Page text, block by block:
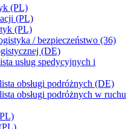
(PL)
(PL)
(PL)
/ bezpieczeństwo (36)
(DE)
usług spedycyjnych i
obsługi podróżnych (DE)
obsługi podróżnych w ruchu